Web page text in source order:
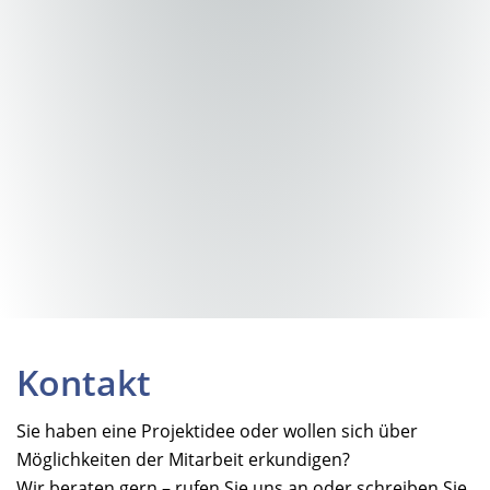
Kontakt
Sie haben eine Projektidee oder wollen sich über
Möglichkeiten der Mitarbeit erkundigen?